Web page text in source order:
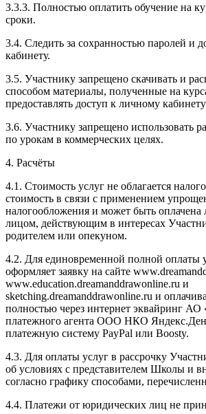
3.3.3. Полностью оплатить обучение на
сроки.
3.4. Следить за сохранностью паролей и
кабинету.
3.5. Участнику запрещено скачивать и
способом материалы, полученные на
предоставлять доступ к личному
3.6. Участнику запрещено использовать
по урокам в коммерческих целях.
4. Расчёты
4.1. Cтоимость услуг не облагается
стоимость в связи с применением
налогообложения и может быть
лицом, действующим в интересах
родителем или опекуном.
4.2. Для единовременной полной оплаты
оформляет заявку на сайте
www.education.dreamanddrawonline.ru и
sketching.dreamanddrawonline.ru и
полностью через интернет эквайринг
платежного агента ООО НКО
платежную систему PayPal или Boosty.
4.3. Для оплаты услуг в рассрочку
об условиях с представителем Школы и
согласно графику способами,
4.4. Платежи от юридических лиц не